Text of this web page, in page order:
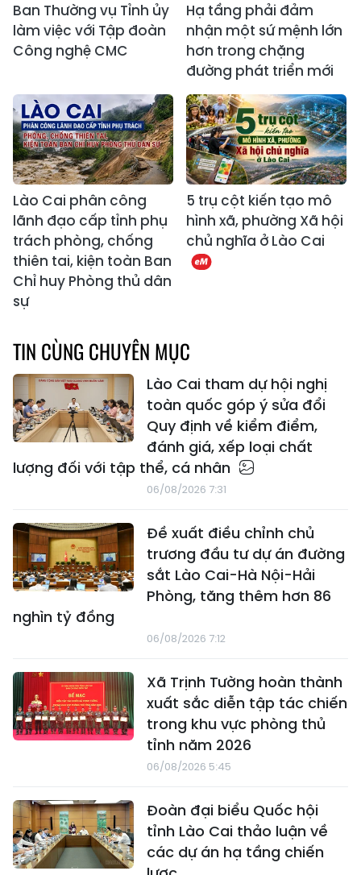
Ban Thường vụ Tỉnh ủy
làm việc với Tập đoàn
Công nghệ CMC
Hạ tầng phải đảm
nhận một sứ mệnh lớn
hơn trong chặng
đường phát triển mới
Lào Cai phân công
lãnh đạo cấp tỉnh phụ
trách phòng, chống
thiên tai, kiện toàn Ban
Chỉ huy Phòng thủ dân
sự
5 trụ cột kiến tạo mô
hình xã, phường Xã hội
chủ nghĩa ở Lào Cai
TIN CÙNG CHUYÊN MỤC
Lào Cai tham dự hội nghị
toàn quốc góp ý sửa đổi
Quy định về kiểm điểm,
đánh giá, xếp loại chất
lượng đối với tập thể, cá nhân
06/08/2026 7:31
Đề xuất điều chỉnh chủ
trương đầu tư dự án đường
sắt Lào Cai-Hà Nội-Hải
Phòng, tăng thêm hơn 86
nghìn tỷ đồng
06/08/2026 7:12
Xã Trịnh Tường hoàn thành
xuất sắc diễn tập tác chiến
trong khu vực phòng thủ
tỉnh năm 2026
06/08/2026 5:45
Đoàn đại biểu Quốc hội
tỉnh Lào Cai thảo luận về
các dự án hạ tầng chiến